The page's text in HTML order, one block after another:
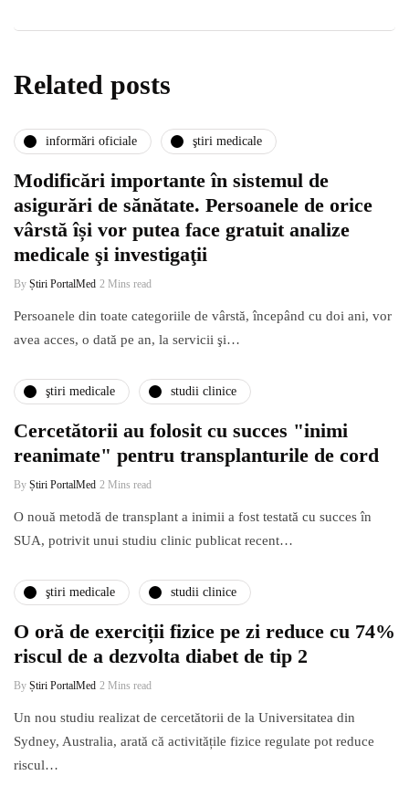
Related posts
informări oficiale ştiri medicale
Modificări importante în sistemul de
asigurări de sănătate. Persoanele de orice
vârstă își vor putea face gratuit analize
medicale şi investigaţii
By Știri PortalMed 2 Mins read
Persoanele din toate categoriile de vârstă, începând cu doi ani, vor
avea acces, o dată pe an, la servicii şi…
ştiri medicale studii clinice
Cercetătorii au folosit cu succes "inimi
reanimate" pentru transplanturile de cord
By Știri PortalMed 2 Mins read
O nouă metodă de transplant a inimii a fost testată cu succes în
SUA, potrivit unui studiu clinic publicat recent…
ştiri medicale studii clinice
O oră de exerciții fizice pe zi reduce cu 74%
riscul de a dezvolta diabet de tip 2
By Știri PortalMed 2 Mins read
Un nou studiu realizat de cercetătorii de la Universitatea din
Sydney, Australia, arată că activitățile fizice regulate pot reduce
riscul…